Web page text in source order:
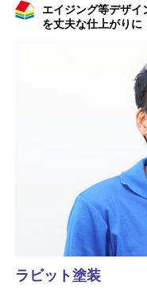
エイジング等デザイ
を丈夫な仕上がりに
ラビット塗装